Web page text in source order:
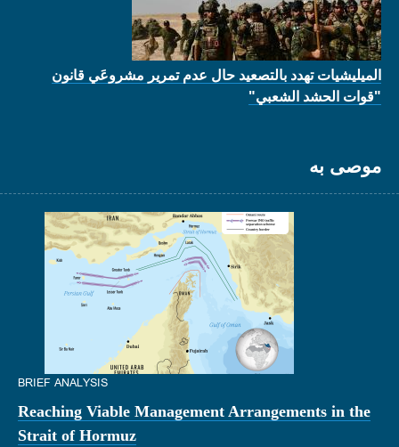
الميليشيات تهدد بالتصعيد حال عدم تمرير مشروعَي قانون
"قوات الحشد الشعبي"
موصى به
BRIEF ANALYSIS
Reaching Viable Management Arrangements in the
Strait of Hormuz